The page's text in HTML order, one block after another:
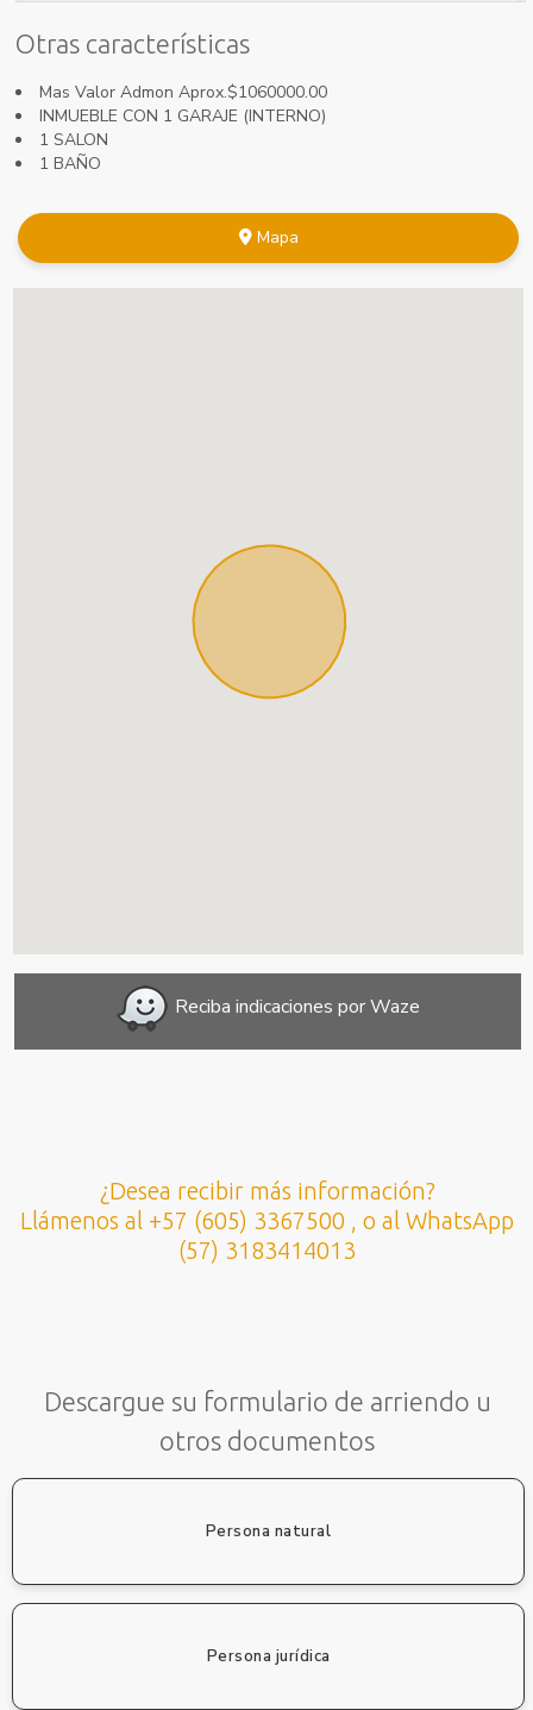
Otras características
Mas Valor Admon Aprox.$1060000.00
INMUEBLE CON 1 GARAJE (INTERNO)
1 SALON
1 BAÑO
Mapa
Reciba indicaciones por Waze
¿Desea recibir más información?
Llámenos al +57 (605) 3367500 , o al WhatsApp
(57) 3183414013
Descargue su formulario de arriendo u
otros documentos
Persona natural
Persona jurídica